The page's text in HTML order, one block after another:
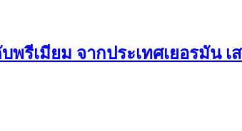
รีเมียม จากประเทศเยอรมัน เ